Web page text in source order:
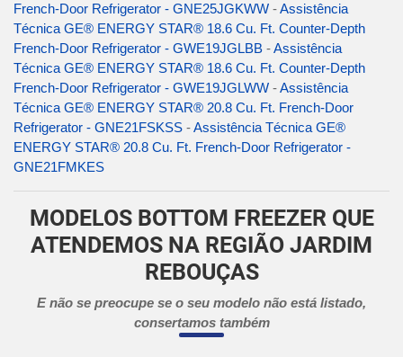
French-Door Refrigerator - GNE25JGKWW -Assistência
Técnica GE® ENERGY STAR® 18.6 Cu. Ft. Counter-Depth
French-Door Refrigerator - GWE19JGLBB -Assistência
Técnica GE® ENERGY STAR® 18.6 Cu. Ft. Counter-Depth
French-Door Refrigerator - GWE19JGLWW -Assistência
Técnica GE® ENERGY STAR® 20.8 Cu. Ft. French-Door
Refrigerator - GNE21FSKSS -Assistência Técnica GE®
ENERGY STAR® 20.8 Cu. Ft. French-Door Refrigerator -
GNE21FMKES
MODELOS BOTTOM FREEZER QUE
ATENDEMOS NA REGIÃO JARDIM
REBOUÇAS
E não se preocupe se o seu modelo não está listado,
consertamos também